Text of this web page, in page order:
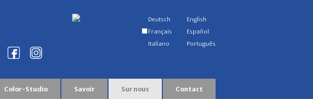
Deutsch
Français
Italiano
English
Español
Português
Color-Studio Savoir Sur nous Contact